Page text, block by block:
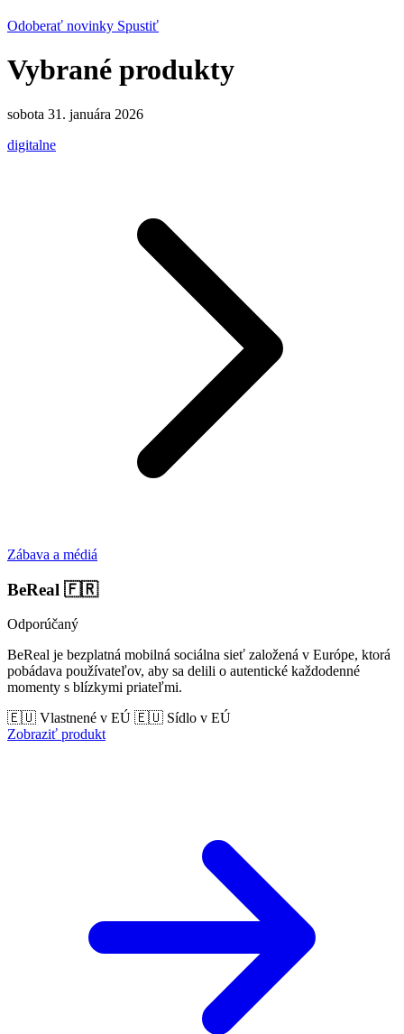
Odoberať novinky Spustiť
Vybrané produkty
sobota 31. januára 2026
digitalne
Zábava a médiá
BeReal 🇫🇷
Odporúčaný
BeReal je bezplatná mobilná sociálna sieť založená v Európe, ktorá
pobádava používateľov, aby sa delili o autentické každodenné
momenty s blízkymi priateľmi.
🇪🇺 Vlastnené v EÚ 🇪🇺 Sídlo v EÚ
Zobraziť produkt